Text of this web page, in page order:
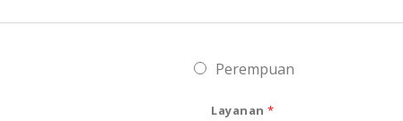
Perempuan
Layanan*